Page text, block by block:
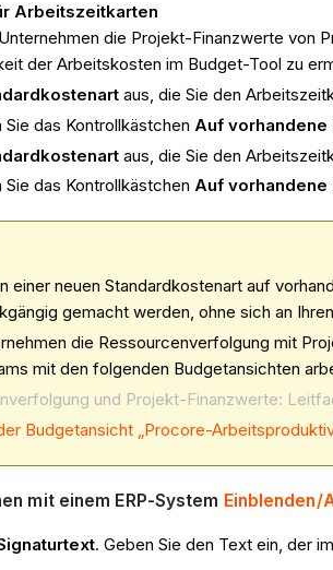
Arbeitszeitkarten
die Projekt-Finanzwerte von
der Arbeitskosten im Budget-Tool zu
aus, die Sie den
Sie das Kontrollkästchen Auf vorhandene
aus, die Sie den
Sie das Kontrollkästchen Auf vorhandene
einer neuen Standardkostenart auf
gemacht werden, ohne sich an
die Ressourcenverfolgung mit
mit den folgenden Budgetansichten
und Projekt-Finanzwerte:
Budgetansicht „Procore-
mit einem ERP-System Einblenden/
. Geben Sie den Text ein, der